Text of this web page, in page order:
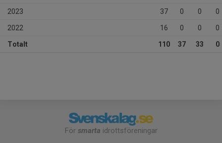
2023 37 0 0 0
2022 16 0 0 0
Totalt 110 37 33 0
För smarta idrottsföreningar